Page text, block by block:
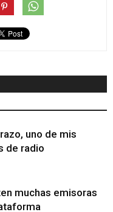
uno de mis
de radio
muchas emisoras